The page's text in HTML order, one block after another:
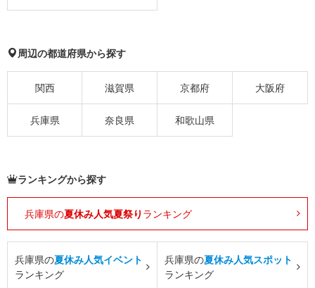
周辺の都道府県から探す
関西 滋賀県 京都府 大阪府
兵庫県 奈良県 和歌山県
ランキングから探す
兵庫県の夏休み人気夏祭り ランキング
兵庫県の夏休み人気イベント
ランキング
兵庫県の夏休み人気スポット
ランキング